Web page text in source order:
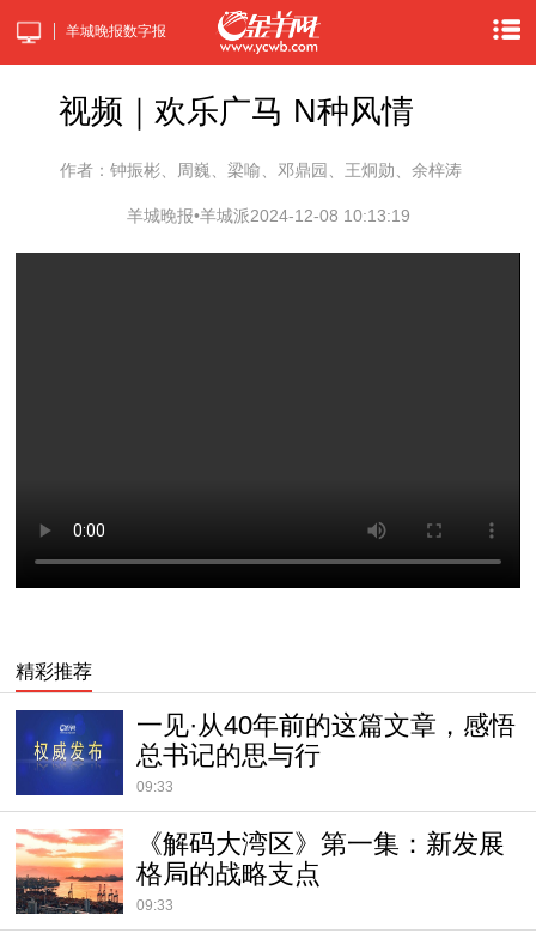
羊城晚报数字报
视频｜欢乐广马 N种风情
作者：钟振彬、周巍、梁喻、邓鼎园、王炯勋、余梓涛
羊城晚报•羊城派2024-12-08 10:13:19
精彩推荐
一见·从40年前的这篇文章，感悟
总书记的思与行
09:33
《解码大湾区》第一集：新发展
格局的战略支点
09:33